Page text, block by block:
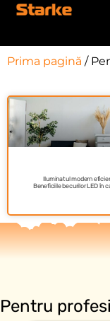
Prima pagină /
Iluminatul modern
Beneficiile becurilor LED în
Pentru